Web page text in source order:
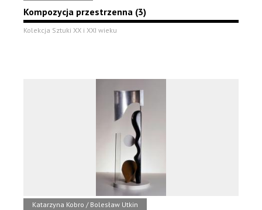
Kompozycja przestrzenna (3)
Kolekcja Sztuki XX i XXI wieku
Katarzyna Kobro / Bolesław Utkin